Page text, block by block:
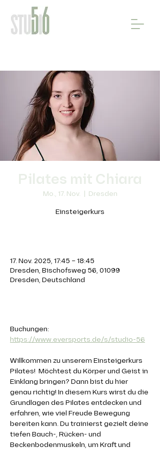
Pilates mit Chiara
Mo., 17. Nov.
  |
Dresden
Einsteigerkurs
17. Nov. 2025, 17:45 – 18:45
Dresden, Bischofsweg 56, 01099
Dresden, Deutschland
Buchungen:
https://www.eversports.de/s/studio-56
Willkommen zu unserem Einsteigerkurs
Pilates!  Möchtest du Körper und Geist in
Einklang bringen? Dann bist du hier
genau richtig! In diesem Kurs wirst du die
Grundlagen des Pilates entdecken und
erfahren, wie viel Freude Bewegung
bereiten kann. Du trainierst gezielt deine
tiefen Bauch-, Rücken- und
Beckenbodenmuskeln, um Kraft und